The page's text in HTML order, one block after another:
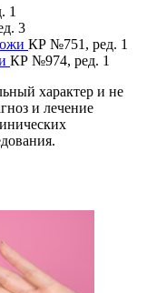
1
3
КР №751, ред. 1
КР №974, ред. 1
характер и не
и лечение